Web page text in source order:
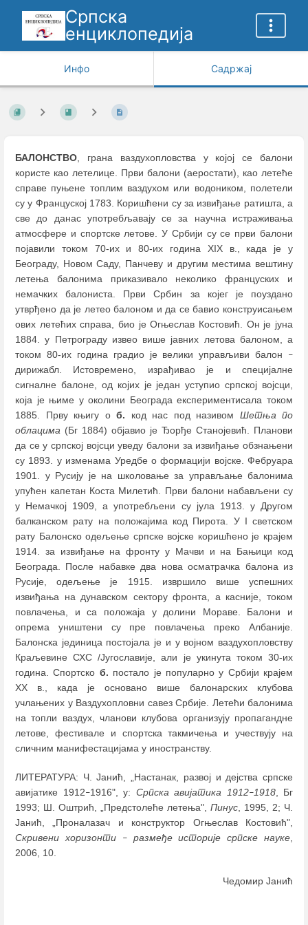
Српска
енциклопедија
Инфо Садржај
БАЛОНСТВО, грана ваздухопловства у којој се балони
користе као летелице. Први балони (аеростати), као летеће
справе пуњене топлим ваздухом или водоником, полетели
су у Француској 1783. Коришћени су за извиђање ратишта, а
све до данас употребљавају се за научна истраживања
атмосфере и спортске летове. У Србији су се први балони
појавили током 70-их и 80-их година XIX в., када је у
Београду, Новом Саду, Панчеву и другим местима вештину
летења балонима приказивало неколико француских и
немачких балониста. Први Србин за којег је поуздано
утврђено да је летео балоном и да се бавио конструисањем
ових летећих справа, био је Огњеслав Костовић. Он је јуна
1884. у Петрограду извео више јавних летова балоном, а
током 80-их година градио је велики управљиви балон –
дирижабл. Истовремено, израђивао је и специјалне
сигналне балоне, од којих је један уступио српској војсци,
која је њиме у околини Београда експериментисала током
1885. Прву књигу о б. код нас под називом Шетња по
облацима (Бг 1884) објавио је Ђорђе Станојевић. Планови
да се у српској војсци уведу балони за извиђање обзнањени
су 1893. у изменама Уредбе о формацији војске. Фебруара
1901. у Русију је на школовање за управљање балонима
упућен капетан Коста Милетић. Први балони набављени су
у Немачкој 1909, а употребљени су јула 1913. у Другом
балканском рату на положајима код Пирота. У I светском
рату Балонско одељење српске војске коришћено је крајем
1914. за извиђање на фронту у Мачви и на Бањици код
Београда. После набавке два нова осматрачка балона из
Русије, одељење је 1915. извршило више успешних
извиђања на дунавском сектору фронта, а касније, током
повлачења, и са положаја у долини Мораве. Балони и
опрема уништени су пре повлачења преко Албаније.
Балонска јединица постојала је и у војном ваздухопловству
Краљевине СХС /Југославије, али је укинута током 30-их
година. Спортско б. постало је популарно у Србији крајем
ХХ в., када је основано више балонарских клубова
учлањених у Ваздухопловни савез Србије. Летећи балонима
на топли ваздух, чланови клубова организују пропагандне
летове, фестивале и спортска такмичења и учествују на
сличним манифестацијама у иностранству.
ЛИТЕРАТУРА: Ч. Јанић, „Настанак, развој и дејства српске
авијатике 1912–1916", у: Српска авијатика 1912–1918, Бг
1993; Ш. Оштрић, „Предстолеће летења", Пинус , 1995, 2; Ч.
Јанић, „Проналазач и конструктор Огњеслав Костовић",
Скривени хоризонти
–размеђе историје српске науке
2006, 10.
Чедомир Јанић